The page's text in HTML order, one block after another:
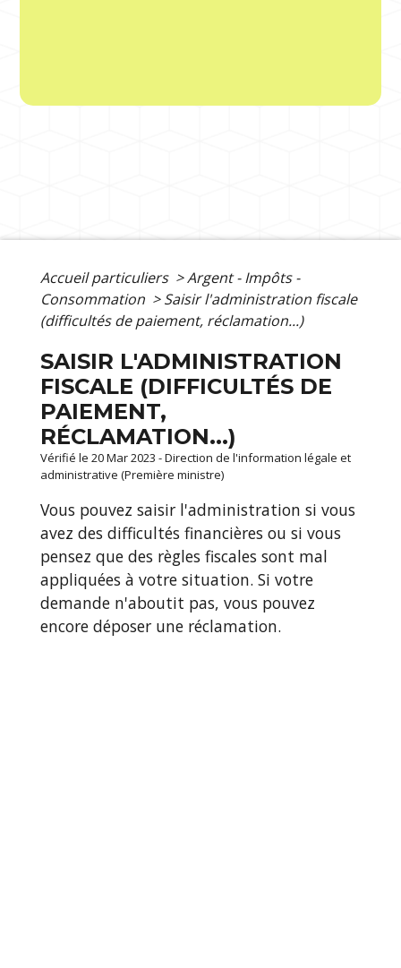
Accueil particuliers >Argent - Impôts -
Consommation > Saisir l'administration fiscale
(difficultés de paiement, réclamation...)
SAISIR L'ADMINISTRATION
FISCALE (DIFFICULTÉS DE
PAIEMENT,
RÉCLAMATION...)
Vérifié le 20 Mar 2023 - Direction de l'information légale et
administrative (Première ministre)
Vous pouvez saisir l'administration si vous
avez des difficultés financières ou si vous
pensez que des règles fiscales sont mal
appliquées à votre situation. Si votre
demande n'aboutit pas, vous pouvez
encore déposer une réclamation.